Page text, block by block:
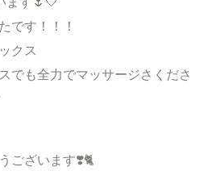
です！！！
クス
でも全力でマッサージさくださ
ございます❣️🐈